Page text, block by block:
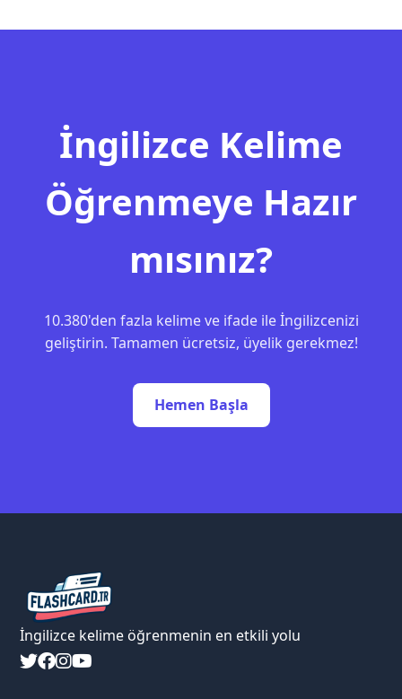
İngilizce Kelime
Öğrenmeye Hazır
mısınız?
10.380'den fazla kelime ve ifade ile İngilizcenizi
geliştirin. Tamamen ücretsiz, üyelik gerekmez!
Hemen Başla
İngilizce kelime öğrenmenin en etkili yolu